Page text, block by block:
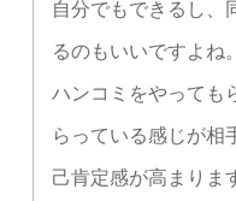
自分でもできるし、
るのもいいですよね。
ハンコミをやっても
らっている感じが相
己肯定感が高まりま